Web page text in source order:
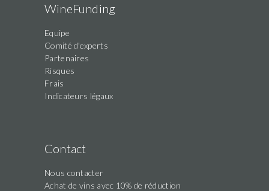
WineFunding
Equipe
Comité d'experts
Partenaires
Risques
Frais
Indicateurs légaux
Contact
Nous contacter
Achat de vins avec 10% de réduction